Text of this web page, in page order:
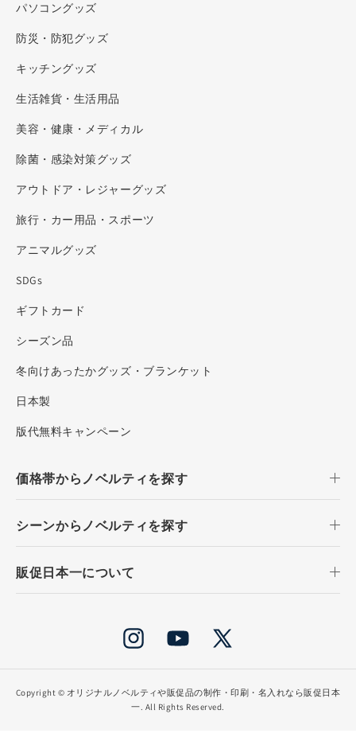
パソコングッズ
防災・防犯グッズ
キッチングッズ
生活雑貨・生活用品
美容・健康・メディカル
除菌・感染対策グッズ
アウトドア・レジャーグッズ
旅行・カー用品・スポーツ
アニマルグッズ
SDGs
ギフトカード
シーズン品
冬向けあったかグッズ・ブランケット
日本製
版代無料キャンペーン
価格帯からノベルティを探す
シーンからノベルティを探す
販促日本一について
InstagramYouTube
X
(Twitter)
Copyright © オリジナルノベルティや販促品の制作・印刷・名入れなら販促日本
一. All Rights Reserved.